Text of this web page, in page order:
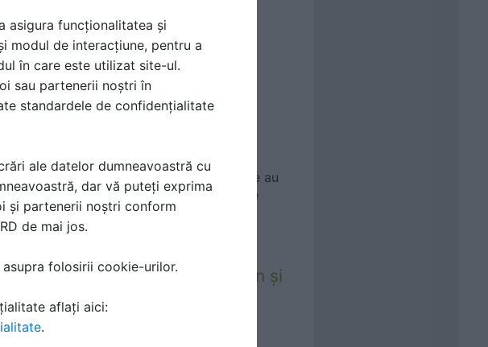
HS PROTECT: Soluția
și abraziunilor pe
probleme, peliculele lichide de protecție au
în ultimii ani. HS PROTECT, un brand de
lipite, o alternativă la beton şi
asigura funcționalitatea și
modul de interacțiune, pentru a
în care este utilizat site-ul.
sau partenerii noștri în
standardele de confidențialitate
ale datelor dumneavoastră cu
dar vă puteți exprima
și partenerii noștri conform
de mai jos.
folosirii cookie-urilor.
aflați aici:
.